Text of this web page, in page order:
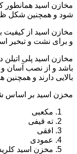
مخازن اسید همانطور
شود و همچنین شکل
مخازن اسید از کیفیت
و برای نشت و تبخیر
مخازن اسید پلی
باشد و از نصب آسان
بالایی دارند و
مخزن اسید بر اساس
مکعبی
ته قیفی
افقی
عمودی
مخزن اسید